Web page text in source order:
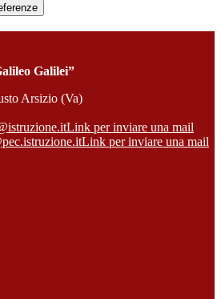
Galilei”
Arsizio (Va)
Link per inviare una mail
Link per inviare una mail